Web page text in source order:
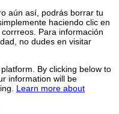
aún así, podrás borrar tu
haciendo clic en
Para información
no dudes en visitar
By clicking below to
information will be
Learn more about